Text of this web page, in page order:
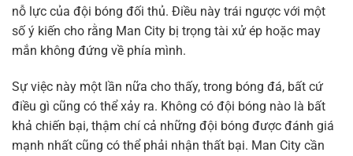
nỗ lực của đội bóng đối thủ. Điều này trái ngược với một
số ý kiến cho rằng Man City bị trọng tài xử ép hoặc may
mắn không đứng về phía mình.
Sự việc này một lần nữa cho thấy, trong bóng đá, bất cứ
điều gì cũng có thể xảy ra. Không có đội bóng nào là bất
khả chiến bại, thậm chí cả những đội bóng được đánh giá
mạnh nhất cũng có thể phải nhận thất bại. Man City cần